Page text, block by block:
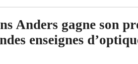
Anders gagne son
enseignes